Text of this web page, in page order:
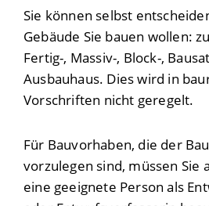
Sie können selbst
Gebäude Sie bauen wollen:
Fertig-, Massiv-, Block-,
Ausbauhaus. Dies wird in
Vorschriften nicht geregelt.
Für Bauvorhaben, die der
vorzulegen sind, müssen Sie
eine geeignete Person als